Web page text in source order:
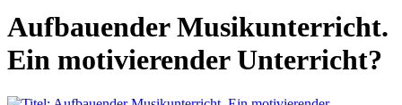
Aufbauender Musikunterricht.
Ein motivierender Unterricht?